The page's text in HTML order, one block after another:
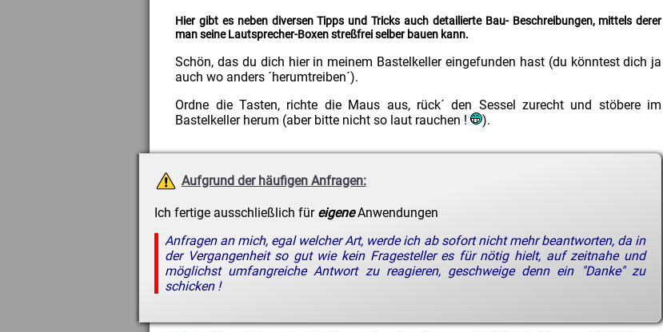
Hier gibt es neben diversen Tipps und Tricks auch detailierte Bau- Beschreibungen, mittels derer
man seine Lautsprecher-Boxen streßfrei selber bauen kann.
Schön, das du dich hier in meinem Bastelkeller eingefunden hast (du könntest dich ja
auch wo anders ´herumtreiben´).
Ordne die Tasten, richte die Maus aus, rück´ den Sessel zurecht und stöbere im
Bastelkeller herum (aber bitte nicht so laut rauchen !
).
Aufgrund der häufigen Anfragen:
Ich fertige ausschließlich für eigeneAnwendungen
Anfragen an mich, egal welcher Art, werde ich ab sofort nicht mehr beantworten, da in
der Vergangenheit so gut wie kein Fragesteller es für nötig hielt, auf zeitnahe und
möglichst umfangreiche Antwort zu reagieren, geschweige denn ein "Danke" zu
schicken !